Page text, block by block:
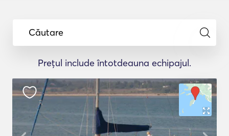
Căutare
Prețul include întotdeauna echipajul.